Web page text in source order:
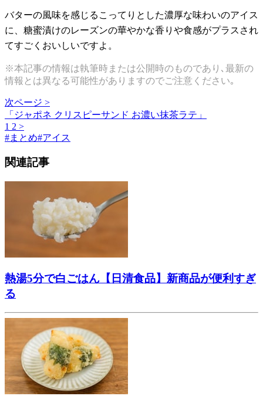
バターの風味を感じるこってりとした濃厚な味わいのアイス
に、糖蜜漬けのレーズンの華やかな香りや食感がプラスされ
てすごくおいしいですよ。
※本記事の情報は執筆時または公開時のものであり､最新の
情報とは異なる可能性がありますのでご注意ください｡
次ページ >
「ジャポネ クリスピーサンド お濃い抹茶ラテ」
1 2 >
#まとめ#アイス
関連記事
熱湯5分で白ごはん【日清食品】新商品が便利すぎ
る